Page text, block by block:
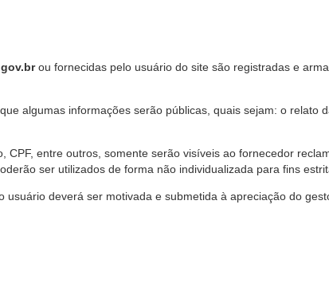
ou fornecidas pelo usuário do site são registradas e
algumas informações serão públicas, quais sejam: o relato
entre outros, somente serão visíveis ao fornecedor
ser utilizados de forma não individualizada para fins
deverá ser motivada e submetida à apreciação do